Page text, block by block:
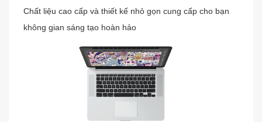
Chất liệu cao cấp và thiết kế nhỏ gọn cung cấp cho bạn
không gian sáng tạo hoàn hảo